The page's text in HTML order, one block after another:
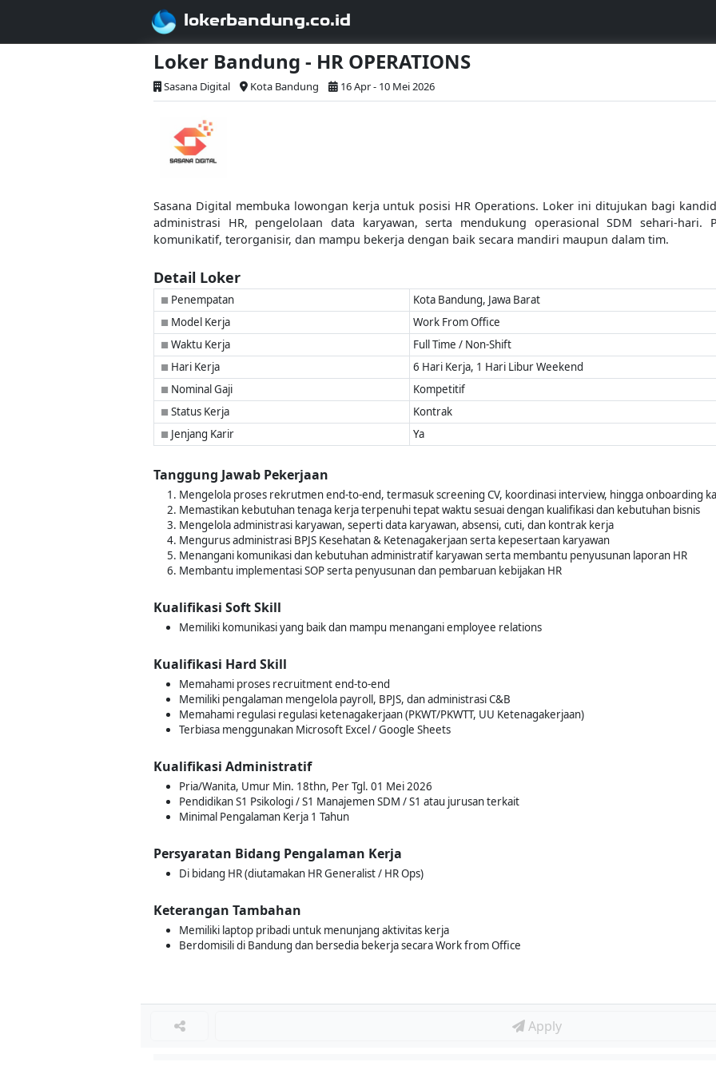
lokerbandung.co.id
Loker Bandung - HR OPERATIONS
Sasana Digital Kota Bandung 16 Apr - 10 Mei 2026
Sasana Digital membuka lowongan kerja untuk posisi HR Operations. Loker ini ditujukan bagi
administrasi HR, pengelolaan data karyawan, serta mendukung operasional SDM sehari-
komunikatif, terorganisir, dan mampu bekerja dengan baik secara mandiri maupun dalam tim.
Detail Loker
■ Penempatan Kota Bandung, Jawa Barat
■ Model Kerja Work From Office
■ Waktu Kerja Full Time / Non-Shift
■ Hari Kerja 6 Hari Kerja, 1 Hari Libur Weekend
■ Nominal Gaji Kompetitif
■ Status Kerja Kontrak
■ Jenjang Karir Ya
Tanggung Jawab Pekerjaan
Mengelola proses rekrutmen end-to-end, termasuk screening CV, koordinasi interview, hingga onboarding
Memastikan kebutuhan tenaga kerja terpenuhi tepat waktu sesuai dengan kualifikasi dan kebutuhan bisnis
Mengelola administrasi karyawan, seperti data karyawan, absensi, cuti, dan kontrak kerja
Mengurus administrasi BPJS Kesehatan & Ketenagakerjaan serta kepesertaan karyawan
Menangani komunikasi dan kebutuhan administratif karyawan serta membantu penyusunan laporan HR
Membantu implementasi SOP serta penyusunan dan pembaruan kebijakan HR
Kualifikasi Soft Skill
Memiliki komunikasi yang baik dan mampu menangani employee relations
Kualifikasi Hard Skill
Memahami proses recruitment end-to-end
Memiliki pengalaman mengelola payroll, BPJS, dan administrasi C&B
Memahami regulasi regulasi ketenagakerjaan (PKWT/PKWTT, UU Ketenagakerjaan)
Terbiasa menggunakan Microsoft Excel / Google Sheets
Kualifikasi Administratif
Pria/Wanita, Umur Min. 18thn, Per Tgl. 01 Mei 2026
Pendidikan S1 Psikologi / S1 Manajemen SDM / S1 atau jurusan terkait
Minimal Pengalaman Kerja 1 Tahun
Persyaratan Bidang Pengalaman Kerja
Di bidang HR (diutamakan HR Generalist / HR Ops)
Keterangan Tambahan
Memiliki laptop pribadi untuk menunjang aktivitas kerja
Berdomisili di Bandung dan bersedia bekerja secara Work from Office
Apply